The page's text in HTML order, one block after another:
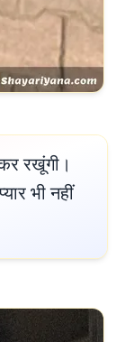
भी नहीं